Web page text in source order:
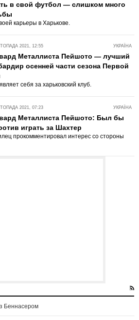
в свой футбол — слишком много
карьеры в Харькове.
УКРАЇНА
2021, 12:55
Металлиста Пейшото — лучший
осенней части сезона Первой
себя за харьковский клуб.
УКРАЇНА
2021, 07:23
Металлиста Пейшото: Был бы
играть за Шахтер
прокомментировал интерес со стороны
Беннасером